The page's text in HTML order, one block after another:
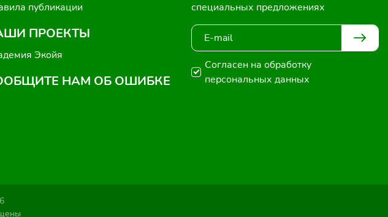
публикации
ПРОЕКТЫ
Экойя
НАМ ОБ ОШИБКЕ
специальных предложениях
Согласен на обработку
персональных данных